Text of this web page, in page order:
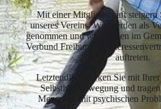
Mit einer Mitgliedschaft steigern
unseres Vereins. Wir werden als
genommen und wir können im
Verbund Freiburg als
auftreten.
Letztendlich stärken Sie mit Ihrer
Selbsthilfebewegung und tragen
Menschen mit psychischen